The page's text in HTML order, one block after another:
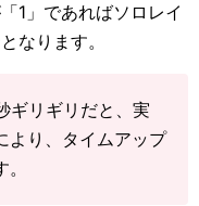
1」であればソロレイ
なります。
ギリギリだと、実
より、タイムアップ